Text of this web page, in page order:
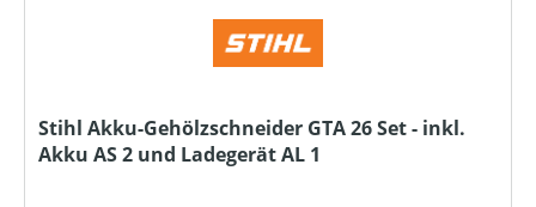
Stihl Akku-Gehölzschneider GTA 26 Set - inkl.
Akku AS 2 und Ladegerät AL 1